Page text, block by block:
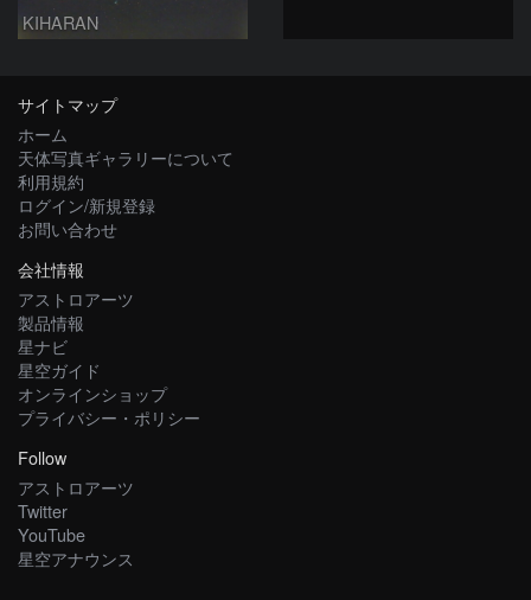
KIHARAN
サイトマップ
ホーム
天体写真ギャラリーについて
利用規約
ログイン/新規登録
お問い合わせ
会社情報
アストロアーツ
製品情報
星ナビ
星空ガイド
オンラインショップ
プライバシー・ポリシー
Follow
アストロアーツ
Twitter
YouTube
星空アナウンス